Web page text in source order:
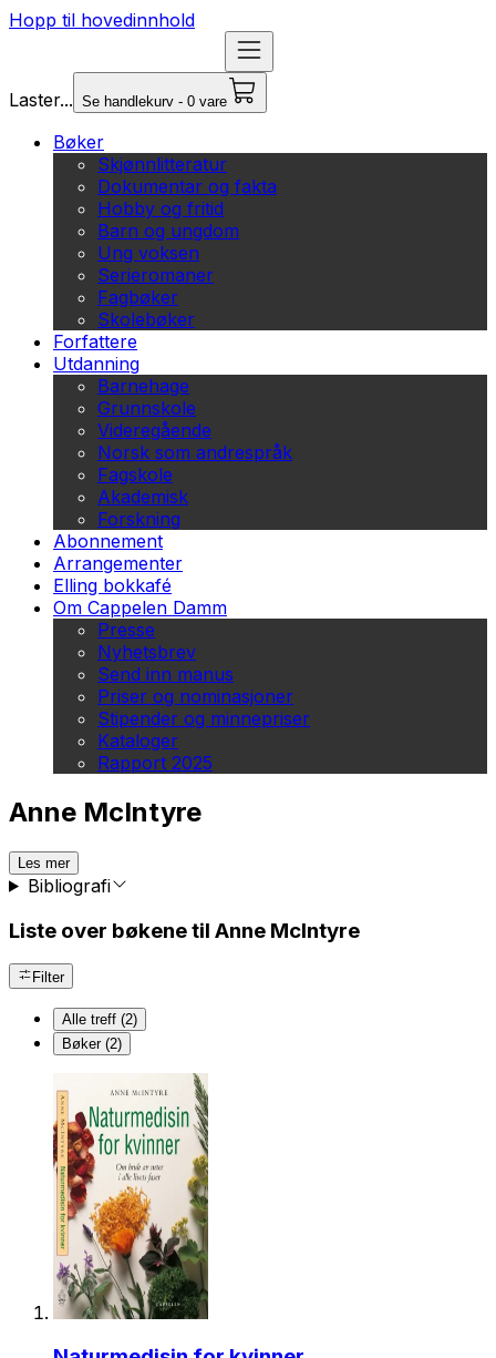
Hopp til hovedinnhold
Laster... Se handlekurv - 0 vare
Bøker
Skjønnlitteratur
Dokumentar og fakta
Hobby og fritid
Barn og ungdom
Ung voksen
Serieromaner
Fagbøker
Skolebøker
Forfattere
Utdanning
Barnehage
Grunnskole
Videregående
Norsk som andrespråk
Fagskole
Akademisk
Forskning
Abonnement
Arrangementer
Elling bokkafé
Om Cappelen Damm
Presse
Nyhetsbrev
Send inn manus
Priser og nominasjoner
Stipender og minnepriser
Kataloger
Rapport 2025
Anne McIntyre
Les mer
Bibliografi
Liste over bøkene til Anne McIntyre
Filter
Alle treff (2)
Bøker (2)